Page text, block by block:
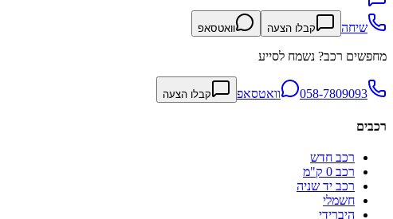
שיחה קבלו הצעה וואטסאפ
מחפשים רכב? נשמח לסייע
058-7809093 וואטסאפ קבלו הצעה
רכבים
רכב חדש
רכב 0 ק"מ
רכב יד שניה
חשמלי
היברידי